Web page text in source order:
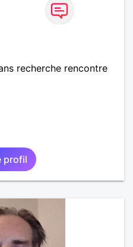
recherche rencontre
profil